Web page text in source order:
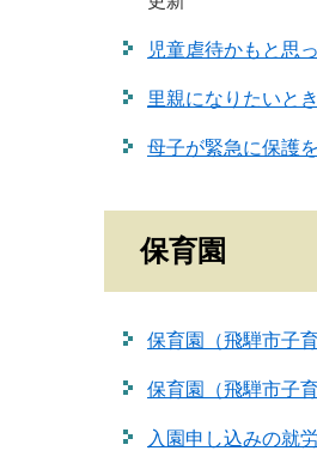
児童虐待かもと思
里親になりたいと
母子が緊急に保護
保育園
保育園（飛騨市子
保育園（飛騨市子
入園申し込みの就